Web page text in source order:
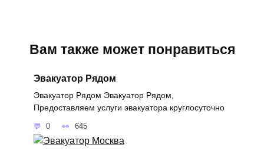
Вам также может понравиться
Эвакуатор Рядом
Эвакуатор Рядом Эвакуатор Рядом,
Предоставляем услуги эвакуатора круглосуточно
0 645